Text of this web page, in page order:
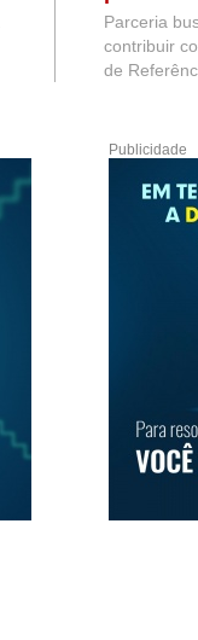
pessoas
Miguel
Parceria
contribuir
de
Publicidade